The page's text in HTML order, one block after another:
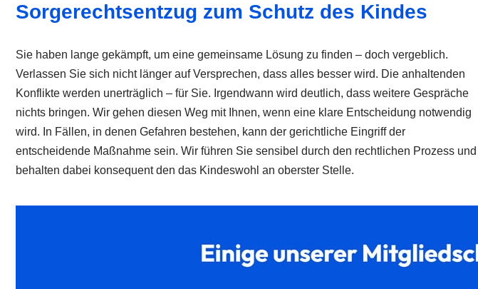
Sorgerechtsentzug zum Schutz des Kindes
Sie haben lange gekämpft, um eine gemeinsame Lösung zu finden – doch vergeblich.
Verlassen Sie sich nicht länger auf Versprechen, dass alles besser wird. Die anhaltenden
Konflikte werden unerträglich – für Sie. Irgendwann wird deutlich, dass weitere Gespräche
nichts bringen. Wir gehen diesen Weg mit Ihnen, wenn eine klare Entscheidung notwendig
wird. In Fällen, in denen Gefahren bestehen, kann der gerichtliche Eingriff der
entscheidende Maßnahme sein. Wir führen Sie sensibel durch den rechtlichen Prozess und
behalten dabei konsequent den das Kindeswohl an oberster Stelle.